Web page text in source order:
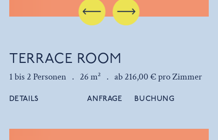
TERRACE ROOM
1 bis 2 Personen . 26 m² . ab 216,00 € pro Zimmer
DETAILS ANFRAGE BUCHUNG